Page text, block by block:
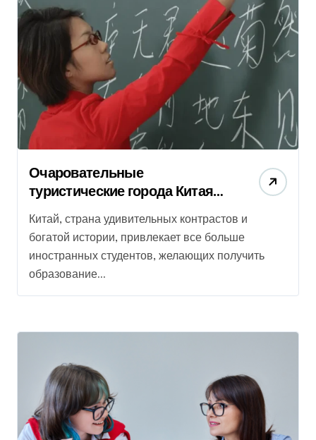
Очаровательные
туристические города Китая
Китай, страна удивительных контрастов и
богатой истории, привлекает все больше
иностранных студентов, желающих получить
образование...